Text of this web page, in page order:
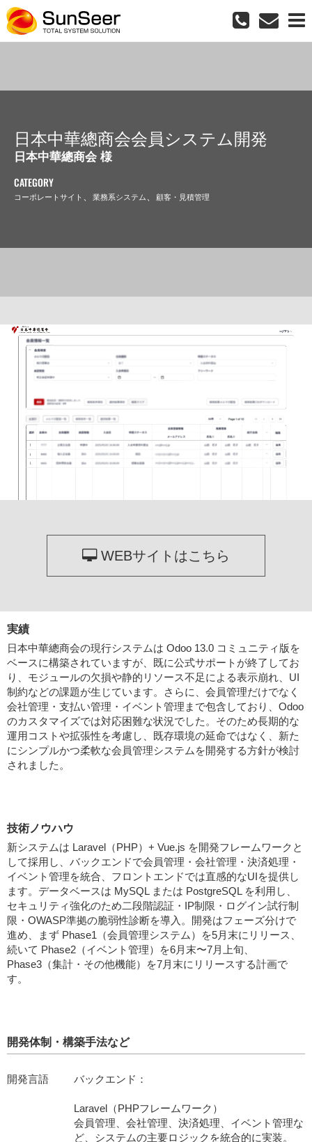
日本中華總商会会員システム開発
日本中華總商会 様
CATEGORY
コーポレートサイト 業務系システム 顧客・見積管理
WEBサイトはこちら
実績
日本中華總商会の現行システムは Odoo 13.0 コミュニティ版を
ベースに構築されていますが、既に公式サポートが終了してお
り、モジュールの欠損や静的リソース不足による表示崩れ、UI
制約などの課題が生じています。さらに、会員管理だけでなく
会社管理・支払い管理・イベント管理まで包含しており、Odoo
のカスタマイズでは対応困難な状況でした。そのため長期的な
運用コストや拡張性を考慮し、既存環境の延命ではなく、新た
にシンプルかつ柔軟な会員管理システムを開発する方針が検討
されました。
技術ノウハウ
新システムは Laravel（PHP）+ Vue.js を開発フレームワークと
して採用し、バックエンドで会員管理・会社管理・決済処理・
イベント管理を統合、フロントエンドでは直感的なUIを提供し
ます。データベースは MySQL または PostgreSQL を利用し、
セキュリティ強化のため二段階認証・IP制限・ログイン試行制
限・OWASP準拠の脆弱性診断を導入。開発はフェーズ分けで
進め、まず Phase1（会員管理システム）を5月末にリリース、
続いて Phase2（イベント管理）を6月末〜7月上旬、
Phase3（集計・その他機能）を7月末にリリースする計画で
す。
開発体制・構築手法など
開発言語 バックエンド：
Laravel（PHPフレームワーク）
会員管理、会社管理、決済処理、イベント管理な
ど、システムの主要ロジックを統合的に実装。